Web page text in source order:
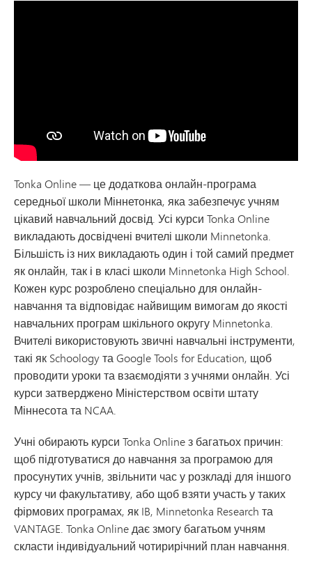
Tonka Online — це додаткова онлайн-програма
середньої школи Міннетонка, яка забезпечує учням
цікавий навчальний досвід. Усі курси Tonka Online
викладають досвідчені вчителі школи Minnetonka.
Більшість із них викладають один і той самий предмет
як онлайн, так і в класі школи Minnetonka High School.
Кожен курс розроблено спеціально для онлайн-
навчання та відповідає найвищим вимогам до якості
навчальних програм шкільного округу Minnetonka.
Вчителі використовують звичні навчальні інструменти,
такі як Schoology та Google Tools for Education, щоб
проводити уроки та взаємодіяти з учнями онлайн. Усі
курси затверджено Міністерством освіти штату
Міннесота та NCAA.
Учні обирають курси Tonka Online з багатьох причин:
щоб підготуватися до навчання за програмою для
просунутих учнів, звільнити час у розкладі для іншого
курсу чи факультативу, або щоб взяти участь у таких
фірмових програмах, як IB, Minnetonka Research та
VANTAGE. Tonka Online дає змогу багатьом учням
скласти індивідуальний чотирирічний план навчання.